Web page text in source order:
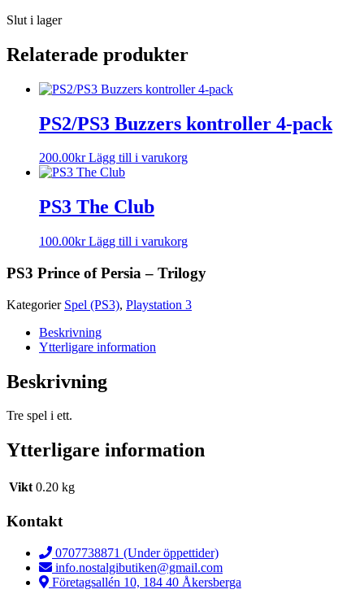
Slut i lager
Relaterade produkter
PS2/PS3 Buzzers kontroller 4-pack
200.00kr Lägg till i varukorg
PS3 The Club
100.00kr Lägg till i varukorg
PS3 Prince of Persia – Trilogy
Kategorier Spel (PS3), Playstation 3
Beskrivning
Ytterligare information
Beskrivning
Tre spel i ett.
Ytterligare information
Vikt 0.20 kg
Kontakt
0707738871 (Under öppettider)
info.nostalgibutiken@gmail.com
Företagsallén 10, 184 40 Åkersberga